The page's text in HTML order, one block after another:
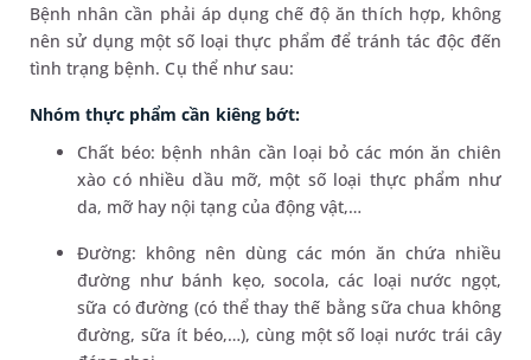
Bệnh nhân cần phải áp dụng chế độ ăn thích hợp, không
nên sử dụng một số loại thực phẩm để tránh tác độc đến
tình trạng bệnh. Cụ thể như sau:
Nhóm thực phẩm cần kiêng bớt:
Chất béo: bệnh nhân cần loại bỏ các món ăn chiên
xào có nhiều dầu mỡ, một số loại thực phẩm như
da, mỡ hay nội tạng của động vật,…
Đường: không nên dùng các món ăn chứa nhiều
đường như bánh kẹo, socola, các loại nước ngọt,
sữa có đường (có thể thay thế bằng sữa chua không
đường, sữa ít béo,…), cùng một số loại nước trái cây